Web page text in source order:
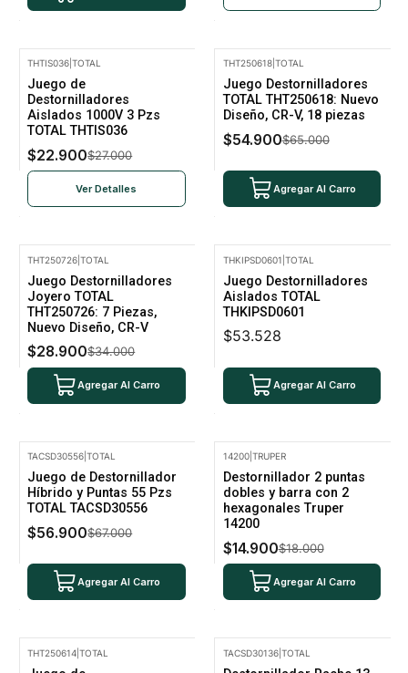
No disponible
THTIS036 |TOTAL
Juego de
Destornilladores
Aislados 1000V 3 Pzs
TOTAL THTIS036
$22.900$27.000
Ver Detalles
THT250618| TOTAL
Juego Destornilladores
TOTAL THT250618: Nuevo
Diseño, CR-V, 18 piezas
$54.900$65.000
Agregar Al Carro
THT250726 |TOTAL
Juego Destornilladores
Joyero TOTAL
THT250726: 7 Piezas,
Nuevo Diseño, CR-V
$28.900$34.000
Agregar Al Carro
THKIPSD0601 TOTAL
Juego Destornilladores
Aislados TOTAL
THKIPSD0601
$53.528
Agregar Al Carro
TACSD30556 |TOTAL
Juego de Destornillador
Híbrido y Puntas 55 Pzs
TOTAL TACSD30556
$56.900$67.000
Agregar Al Carro
14200| TRUPER
Destornillador 2 puntas
dobles y barra con 2
hexagonales Truper
14200
$14.900$18.000
Agregar Al Carro
THT250614 |TOTAL TACSD30136| TOTAL